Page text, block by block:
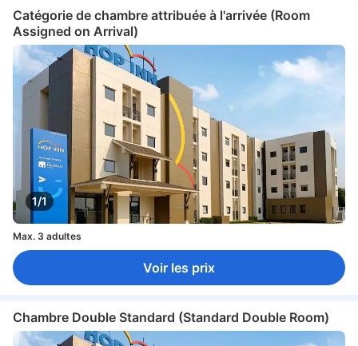
Catégorie de chambre attribuée à l'arrivée (Room
Assigned on Arrival)
1/1
Max. 3 adultes
Voir les prix
Chambre Double Standard (Standard Double Room)